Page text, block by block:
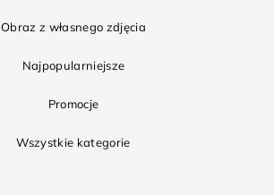
Obraz z własnego zdjęcia
Najpopularniejsze
Promocje
Wszystkie kategorie